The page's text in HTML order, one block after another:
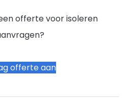
offerte voor isoleren
offerte aan